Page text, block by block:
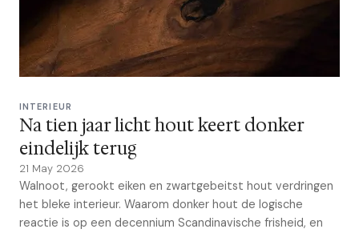
INTERIEUR
Na tien jaar licht hout keert donker
eindelijk terug
21 May 2026
Walnoot, gerookt eiken en zwartgebeitst hout verdringen
het bleke interieur. Waarom donker hout de logische
reactie is op een decennium Scandinavische frisheid, en